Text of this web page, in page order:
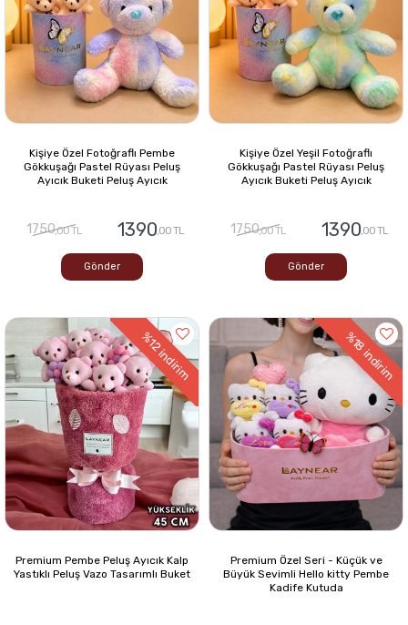
Kişiye Özel Fotoğraflı Pembe
Gökkuşağı Pastel Rüyası Peluş
Ayıcık Buketi Peluş Ayıcık
1750,00 TL 1390,00 TL
Gönder
Kişiye Özel Yeşil Fotoğraflı
Gökkuşağı Pastel Rüyası Peluş
Ayıcık Buketi Peluş Ayıcık
1750,00 TL 1390,00 TL
Gönder
%12
indirim
Premium Pembe Peluş Ayıcık Kalp
Yastıklı Peluş Vazo Tasarımlı Buket
%18
indirim
Premium Özel Seri - Küçük ve
Büyük Sevimli Hello kitty Pembe
Kadife Kutuda